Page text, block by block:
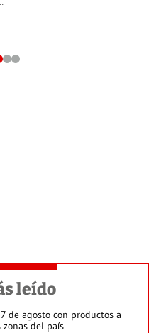
leído
de agosto con productos a
zonas del país